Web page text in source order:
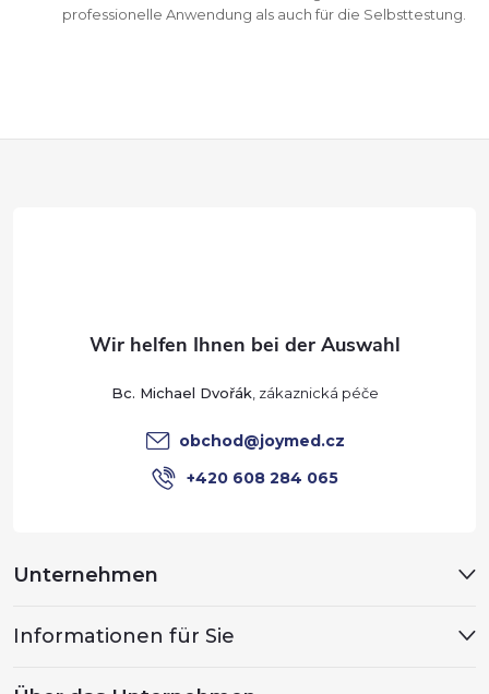
professionelle Anwendung als auch für die Selbsttestung.
Bc. Michael Dvořák
obchod@joymed.cz
+420 608 284 065
Unternehmen
Informationen für Sie